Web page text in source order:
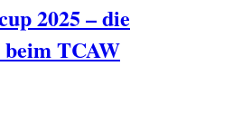
2025 – die
beim TCAW